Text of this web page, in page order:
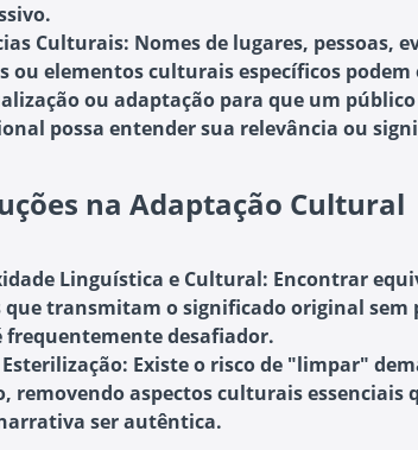
Culturais: Nomes de lugares, pessoas,
ou elementos culturais específicos podem
ou adaptação para que um público
possa entender sua relevância ou
na Adaptação Cultural
Linguística e Cultural: Encontrar
transmitam o significado original sem
frequentemente desafiador.
Esterilização: Existe o risco de "limpar"
removendo aspectos culturais essenciais
ser autêntica.